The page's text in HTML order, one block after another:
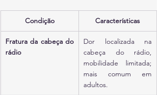
Condição Características
Fratura da cabeça do
rádio
Dor localizada na
cabeça do rádio,
mobilidade limitada;
mais comum em
adultos.